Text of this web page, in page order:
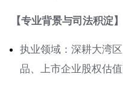
【专业背景与司法积淀】
执业领域：深耕大湾
品、上市企业股权估值